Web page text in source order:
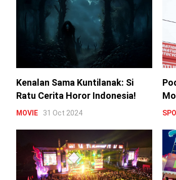
Kenalan Sama Kuntilanak: Si
Ratu Cerita Horor Indonesia!
MOVIE 31 Oct 2024